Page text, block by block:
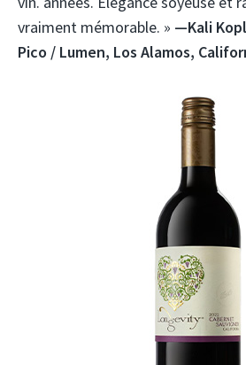
vraiment mémorable. » —Kali
Pico / Lumen, Los Alamos,